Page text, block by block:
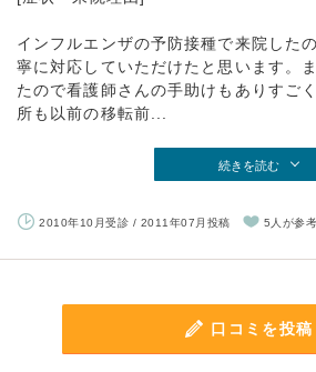
インフルエンザの予防接種で来院した
寧に対応していただけたと思います。
たので看護師さんの手助けもありすご
所も以前の移転前...
続きを読む
2010年10月受診 / 2011年07月投稿 5人が参
口コミを投稿